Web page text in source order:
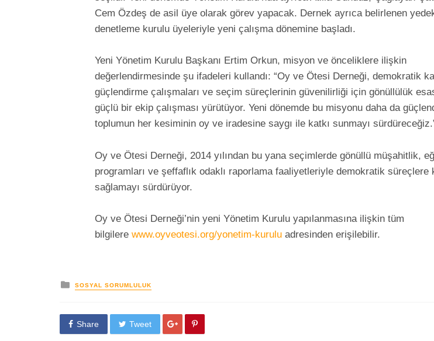
Cem Özdeş de asil üye olarak görev yapacak. Dernek ayrıca belirlenen
denetleme kurulu üyeleriyle yeni çalışma dönemine başladı.
Yeni Yönetim Kurulu Başkanı Ertim Orkun, misyon ve önceliklere ilişkin
değerlendirmesinde şu ifadeleri kullandı: “Oy ve Ötesi Derneği, demokratik
güçlendirme çalışmaları ve seçim süreçlerinin güvenilirliği için gönüllülük
güçlü bir ekip çalışması yürütüyor. Yeni dönemde bu misyonu daha da
toplumun her kesiminin oy ve iradesine saygı ile katkı sunmayı
Oy ve Ötesi Derneği, 2014 yılından bu yana seçimlerde gönüllü müşahitlik,
programları ve şeffaflık odaklı raporlama faaliyetleriyle demokratik süreçlere
sağlamayı sürdürüyor.
Oy ve Ötesi Derneği’nin yeni Yönetim Kurulu yapılanmasına ilişkin tüm
bilgilere www.oyveotesi.org/yonetim-kurulu adresinden erişilebilir.
yayınlanan
SOSYAL SORUMLULUK
Share Tweet